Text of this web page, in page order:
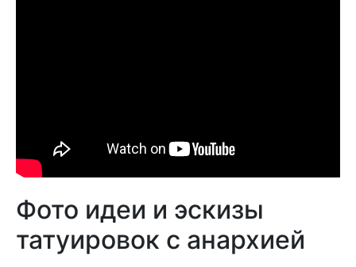
Фото идеи и эскизы
татуировок с анархией